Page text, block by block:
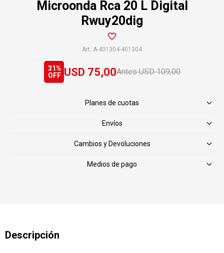
Microonda Rca 20 L Digital
Rwuy20dig
A-401304-401304
USD 75,00 USD 109,00
31
Planes de cuotas
Envíos
Cambios y Devoluciones
Medios de pago